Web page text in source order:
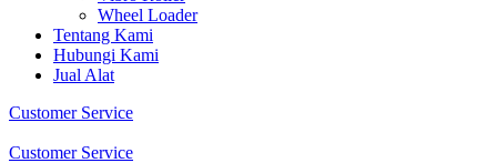
Wheel Loader
Tentang Kami
Hubungi Kami
Jual Alat
Customer Service
Customer Service